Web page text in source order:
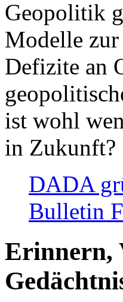
Geopolitik
Modelle zur
Defizite an
ist wohl
in Zukunft?
DADA
Bulletin
Erinnern,